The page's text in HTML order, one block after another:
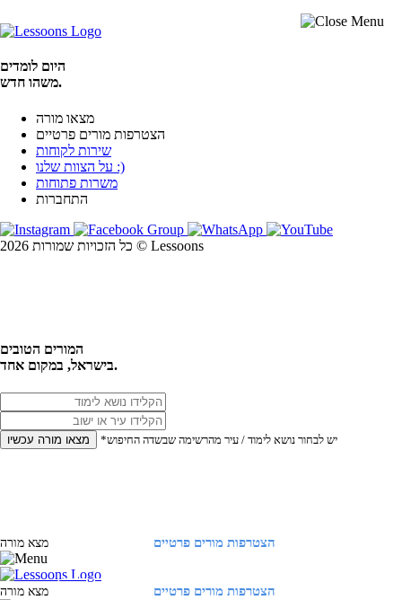
היום לומדים
משהו חדש.
מצאו מורה
הצטרפות מורים פרטיים
שירות לקוחות
על הצוות שלנו :)
משרות פתוחות
התחברות
כל הזכויות שמורות 2026 © Lessoons
המורים הטובים
בישראל, במקום אחד.
מצאו מורה עכשיו *יש לבחור נושא לימוד / עיר מהרשימה שבשדה החיפוש
הצטרפות מורים פרטיים מצא מורה
הצטרפות מורים פרטיים מצא מורה